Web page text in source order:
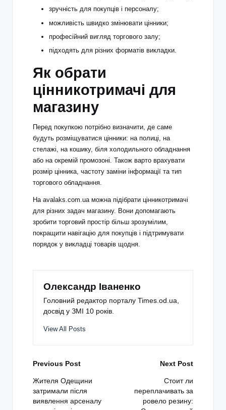
зручність для покупців і персоналу;
можливість швидко змінювати цінники;
професійний вигляд торгового залу;
підходять для різних форматів викладки.
Як обрати
цінникотримачі для
магазину
Перед покупкою потрібно визначити, де саме
будуть розміщуватися цінники: на полиці, на
стелажі, на кошику, біля холодильного обладнання
або на окремій промозоні. Також варто врахувати
розмір цінника, частоту заміни інформації та тип
торгового обладнання.
На avalaks.com.ua можна підібрати цінникотримачі
для різних задач магазину. Вони допомагають
зробити торговий простір більш зрозумілим,
покращити навігацію для покупців і підтримувати
порядок у викладці товарів щодня.
Олександр Іваненко
Головний редактор порталу Times.od.ua,
досвід у ЗМІ 10 років.
View All Posts
Post
navigation
Previous Post
Жителя Одещини
затримали після
виявлення арсеналу
Next Post
Стоит ли
переплачивать за
ровело резину: